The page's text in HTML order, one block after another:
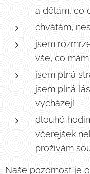
a dělám, co
chvátám,
jsem
vše, co mám
jsem plná
jsem plná
vycházejí
dlouhé
včerejšek
prožívám
Naše pozornost je